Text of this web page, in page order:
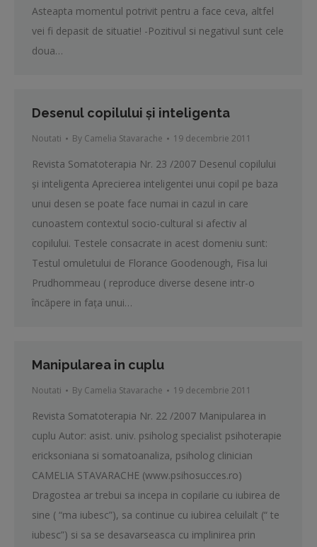
Asteapta momentul potrivit pentru a face ceva, altfel
vei fi depasit de situatie! -Pozitivul si negativul sunt cele
doua…
Desenul copilului şi inteligenta
Noutati By Camelia Stavarache 19 decembrie 2011
Revista Somatoterapia Nr. 23 /2007 Desenul copilului
şi inteligenta Aprecierea inteligentei unui copil pe baza
unui desen se poate face numai in cazul in care
cunoastem contextul socio-cultural si afectiv al
copilului. Testele consacrate in acest domeniu sunt:
Testul omuletului de Florance Goodenough, Fisa lui
Prudhommeau ( reproduce diverse desene intr-o
încăpere in faţa unui…
Manipularea in cuplu
Noutati By Camelia Stavarache 19 decembrie 2011
Revista Somatoterapia Nr. 22 /2007 Manipularea in
cuplu Autor: asist. univ. psiholog specialist psihoterapie
ericksoniana si somatoanaliza, psiholog clinician
CAMELIA STAVARACHE (www.psihosucces.ro)
Dragostea ar trebui sa incepa in copilarie cu iubirea de
sine ( “ma iubesc”), sa continue cu iubirea celuilalt (“ te
iubesc”) si sa se desavarseasca cu implinirea prin